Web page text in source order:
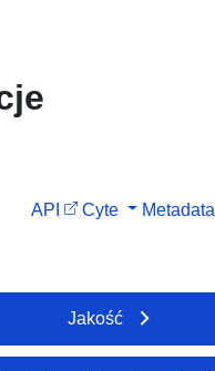
API Cyte Metadata
Jakość